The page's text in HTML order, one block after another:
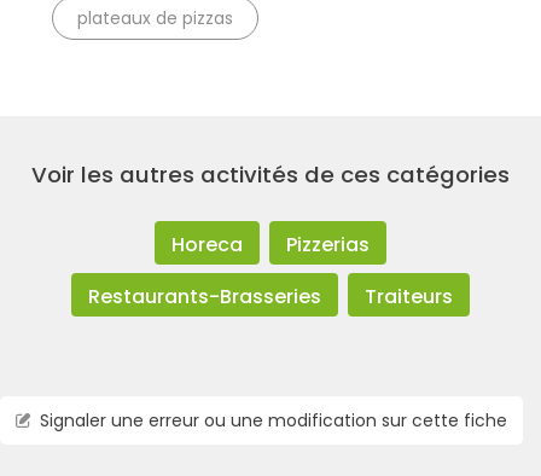
plateaux de pizzas
Voir les autres activités de ces catégories
Horeca
Pizzerias
Restaurants-Brasseries
Traiteurs
Signaler une erreur ou une modification sur cette fiche